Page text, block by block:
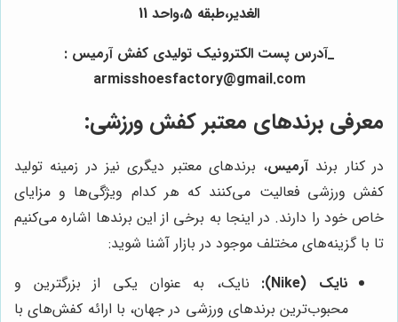
الغدیر،طبقه 5،واحد 11
_آدرس پست الکترونیک تولیدی کفش آرمیس :
armisshoesfactory@gmail.com
معرفی برندهای معتبر کفش ورزشی:
در کنار برندآرمیس، برندهای معتبر دیگری نیز در زمینه تولید
کفش ورزشی فعالیت می‌کنند که هر کدام ویژگی‌ها و مزایای
خاص خود را دارند. در اینجا به برخی از این برندها اشاره می‌کنیم
تا با گزینه‌های مختلف موجود در بازار آشنا شوید:
نایک (Nike):
نایک، به عنوان یکی از بزرگترین و
محبوب‌ترین برندهای ورزشی در جهان، با ارائه کفش‌های با